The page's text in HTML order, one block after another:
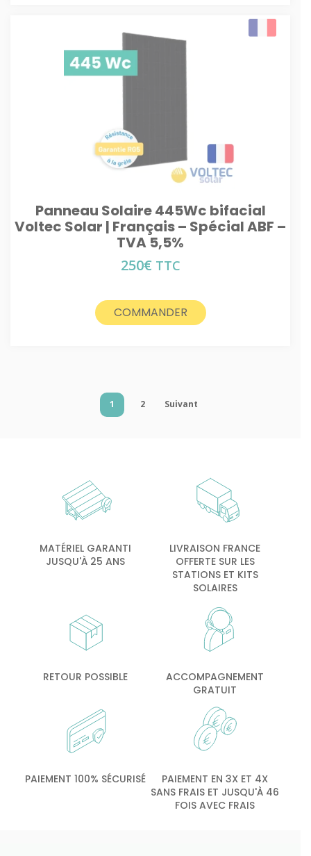
Panneau Solaire 445Wc bifacial
Voltec Solar | Français – Spécial ABF –
TVA 5,5%
250€ TTC
COMMANDER
1 2 Suivant
MATÉRIEL GARANTI
JUSQU'À 25 ANS
LIVRAISON FRANCE
OFFERTE SUR LES
STATIONS ET KITS
SOLAIRES
RETOUR POSSIBLE
ACCOMPAGNEMENT
GRATUIT
PAIEMENT 100% SÉCURISÉ
PAIEMENT EN 3X ET 4X
SANS FRAIS ET JUSQU'À 46
FOIS AVEC FRAIS